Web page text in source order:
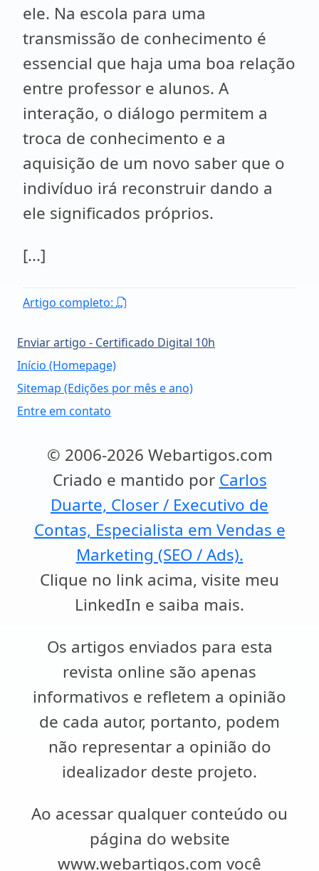
ele. Na escola para uma
transmissão de conhecimento é
essencial que haja uma boa relação
entre professor e alunos. A
interação, o diálogo permitem a
troca de conhecimento e a
aquisição de um novo saber que o
indivíduo irá reconstruir dando a
ele significados próprios.
[...]
Artigo completo:
Enviar artigo - Certificado Digital 10h
Início (Homepage)
Sitemap (Edições por mês e ano)
Entre em contato
© 2006-2026 Webartigos.com
Criado e mantido por Carlos
Duarte, Closer / Executivo de
Contas, Especialista em Vendas e
Marketing (SEO / Ads).
Clique no link acima, visite meu
LinkedIn e saiba mais.
Os artigos enviados para esta
revista online são apenas
informativos e refletem a opinião
de cada autor, portanto, podem
não representar a opinião do
idealizador deste projeto.
Ao acessar qualquer conteúdo ou
página do website
www.webartigos.com você